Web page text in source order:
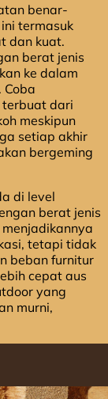
benar-
termasuk
dan kuat.
berat jenis
ke dalam
Coba
terbuat dari
meskipun
setiap akhir
bergeming
di level
berat jenis
tetapi tidak
beban furnitur
cepat aus
yang
murni,